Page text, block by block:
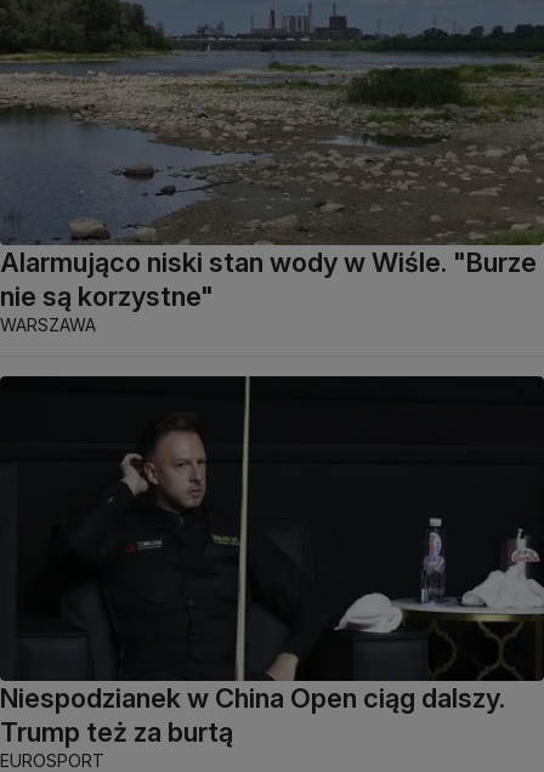
Alarmująco niski stan wody w Wiśle. "Burze
nie są korzystne"
WARSZAWA
Niespodzianek w China Open ciąg dalszy.
Trump też za burtą
EUROSPORT